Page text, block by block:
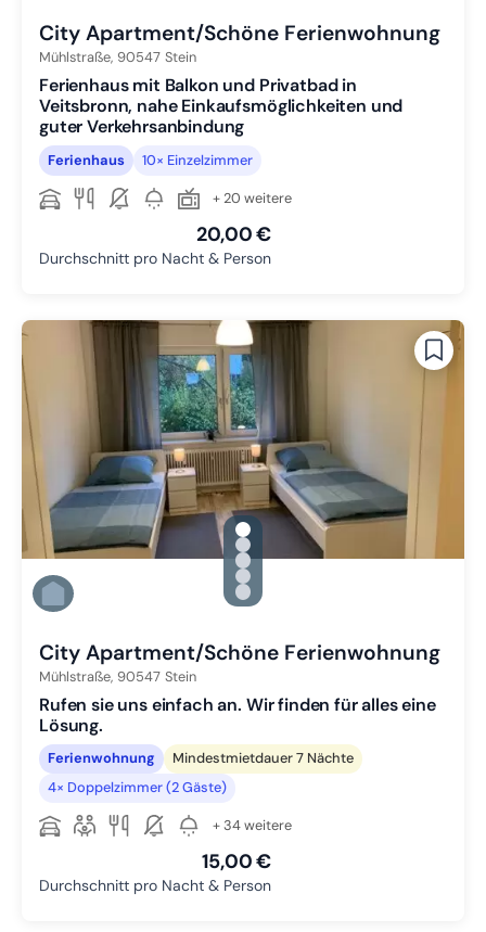
City Apartment/Schöne Ferienwohnung
Mühlstraße, 90547 Stein
Ferienhaus mit Balkon und Privatbad in
Veitsbronn, nahe Einkaufsmöglichkeiten und
guter Verkehrsanbindung
Ferienhaus 10× Einzelzimmer
+ 20 weitere
20,00 €
Durchschnitt pro Nacht & Person
gallery.slide_selector
Zu Slide 1 wechseln
Zu Slide 2 wechseln
Zu Slide 3 wechseln
Zu Slide 4 wechseln
Zu Slide 5 wechseln
City Apartment/Schöne Ferienwohnung
Mühlstraße, 90547 Stein
Rufen sie uns einfach an. Wir finden für alles eine
Lösung.
Ferienwohnung
Mindestmietdauer 7 Nächte
4× Doppelzimmer (2 Gäste)
+ 34 weitere
15,00 €
Durchschnitt pro Nacht & Person